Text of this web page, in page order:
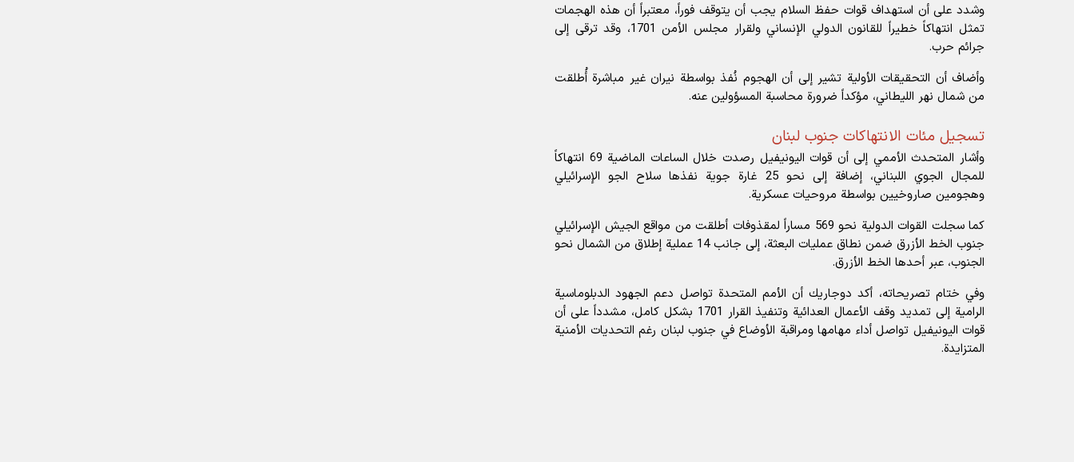
وشدد على أن استهداف قوات حفظ السلام يجب أن يتوقف فوراً، معتبراً أن هذه الهجمات
تمثل انتهاكاً خطيراً للقانون الدولي الإنساني ولقرار مجلس الأمن 1701، وقد ترقى إلى
جرائم حرب.
وأضاف أن التحقيقات الأولية تشير إلى أن الهجوم نُفذ بواسطة نيران غير مباشرة أُطلقت
من شمال نهر الليطاني، مؤكداً ضرورة محاسبة المسؤولين عنه.
تسجيل مئات الانتهاكات جنوب لبنان
وأشار المتحدث الأممي إلى أن قوات اليونيفيل رصدت خلال الساعات الماضية 69 انتهاكاً
للمجال الجوي اللبناني، إضافة إلى نحو 25 غارة جوية نفذها سلاح الجو الإسرائيلي
وهجومين صاروخيين بواسطة مروحيات عسكرية.
كما سجلت القوات الدولية نحو 569 مساراً لمقذوفات أطلقت من مواقع الجيش الإسرائيلي
جنوب الخط الأزرق ضمن نطاق عمليات البعثة، إلى جانب 14 عملية إطلاق من الشمال نحو
الجنوب، عبر أحدها الخط الأزرق.
وفي ختام تصريحاته، أكد دوجاريك أن الأمم المتحدة تواصل دعم الجهود الدبلوماسية
الرامية إلى تمديد وقف الأعمال العدائية وتنفيذ القرار 1701 بشكل كامل، مشدداً على أن
قوات اليونيفيل تواصل أداء مهامها ومراقبة الأوضاع في جنوب لبنان رغم التحديات الأمنية
المتزايدة.